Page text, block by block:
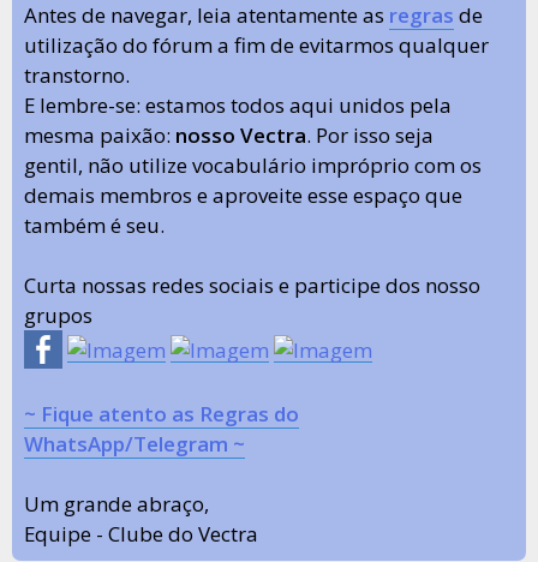
Antes de navegar, leia atentamente as regras de
utilização do fórum a fim de evitarmos qualquer
transtorno.
E lembre-se: estamos todos aqui unidos pela
mesma paixão: nosso Vectra. Por isso seja
gentil, não utilize vocabulário impróprio com os
demais membros e aproveite esse espaço que
também é seu.
Curta nossas redes sociais e participe dos nosso
grupos
~ Fique atento as Regras do
WhatsApp/Telegram ~
Um grande abraço,
Equipe - Clube do Vectra